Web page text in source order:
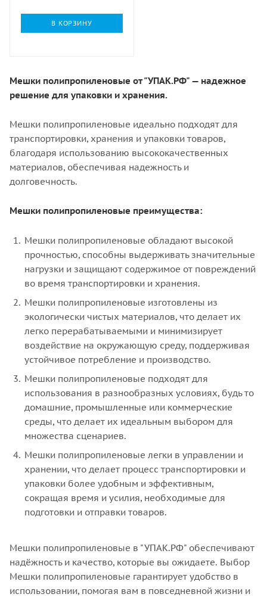
В КОРЗИНУ
Мешки полипропиленовые от "УПАК.РФ" — надежное
решение для упаковки и хранения.
Мешки полипропиленовые идеально подходят для
транспортировки, хранения и упаковки товаров,
благодаря использованию высококачественных
материалов, обеспечивая надежность и
долговечность.
Мешки полипропиленовые преимущества:
Мешки полипропиленовые обладают высокой
прочностью, способны выдерживать значительные
нагрузки и защищают содержимое от повреждений
во время транспортировки и хранения.
Мешки полипропиленовые изготовлены из
экологически чистых материалов, что делает их
легко перерабатываемыми и минимизирует
воздействие на окружающую среду, поддерживая
устойчивое потребление и производство.
Мешки полипропиленовые подходят для
использования в разнообразных условиях, будь то
домашние, промышленные или коммерческие
среды, что делает их идеальным выбором для
множества сценариев.
Мешки полипропиленовые легки в управлении и
хранении, что делает процесс транспортировки и
упаковки более удобным и эффективным,
сокращая время и усилия, необходимые для
подготовки и отправки товаров.
Мешки полипропиленовые в "УПАК.РФ" обеспечивают
надёжность и качество, которые вы ожидаете. Выбор
Мешки полипропиленовые гарантирует удобство в
использовании, помогая вам в повседневной жизни и